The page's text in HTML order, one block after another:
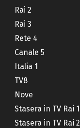
Rai 2
Rai 3
Rete 4
Canale 5
Italia 1
TV8
Nove
Stasera in TV Rai 1
Stasera in TV Rai 2